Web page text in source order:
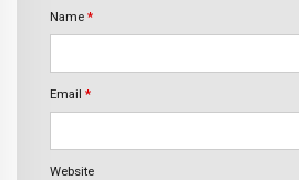
Name *
Email *
Website